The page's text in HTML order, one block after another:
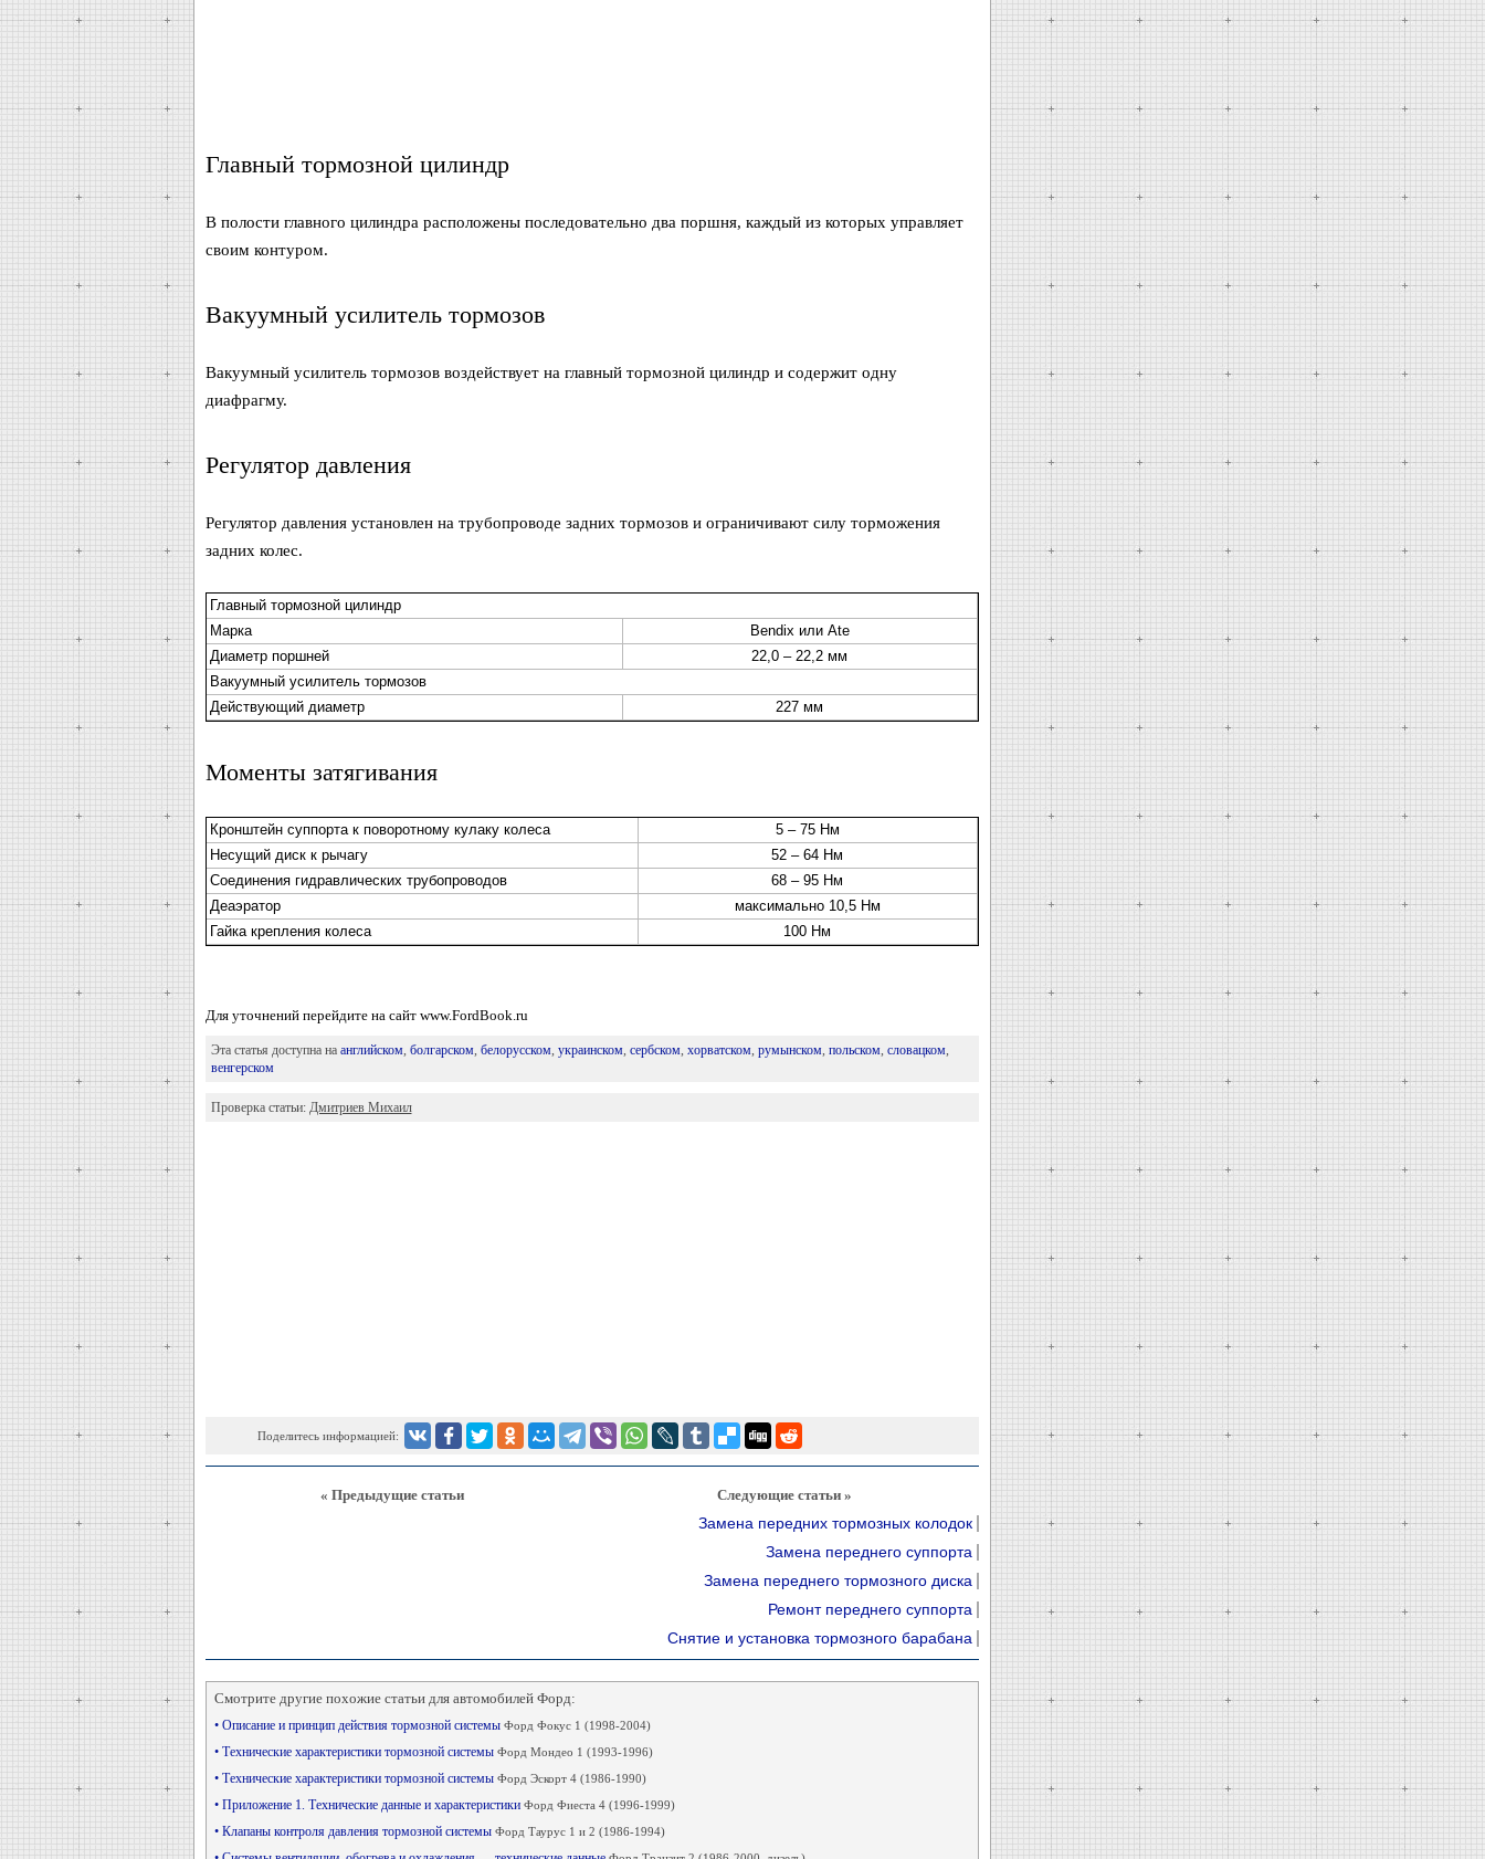
Главный тормозной цилиндр
В полости главного цилиндра расположены последовательно два поршня, каждый из которых управляет
своим контуром.
Вакуумный усилитель тормозов
Вакуумный усилитель тормозов воздействует на главный тормозной цилиндр и содержит одну
диафрагму.
Регулятор давления
Регулятор давления установлен на трубопроводе задних тормозов и ограничивают силу торможения
задних колес.
Главный тормозной цилиндр
Марка
Bendix или Ate
Диаметр поршней
22,0 – 22,2 мм
Вакуумный усилитель тормозов
Действующий диаметр
227 мм
Моменты затягивания
Кронштейн суппорта к поворотному кулаку колеса
5 – 75 Нм
Несущий диск к рычагу
52 – 64 Нм
Соединения гидравлических трубопроводов
68 – 95 Нм
Деаэратор
максимально 10,5 Нм
Гайка крепления колеса
100 Нм
Для уточнений перейдите на сайт www.FordBook.ru
Эта статья доступна на английском, болгарском, белорусском, украинском, сербском, хорватском, румынском, польском, словацком,
венгерском
Проверка статьи: Дмитриев Михаил
Поделитесь информацией:
« Предыдущие статьи Следующие статьи »
Замена передних тормозных колодок
Замена переднего суппорта
Замена переднего тормозного диска
Ремонт переднего суппорта
Снятие и установка тормозного барабана
Смотрите другие похожие статьи для автомобилей Форд:
• Описание и принцип действия тормозной системы Форд Фокус 1 (1998-2004)
• Технические характеристики тормозной системы Форд Мондео 1 (1993-1996)
• Технические характеристики тормозной системы Форд Эскорт 4 (1986-1990)
• Приложение 1. Технические данные и характеристики Форд Фиеста 4 (1996-1999)
• Клапаны контроля давления тормозной системы Форд Таурус 1 и 2 (1986-1994)